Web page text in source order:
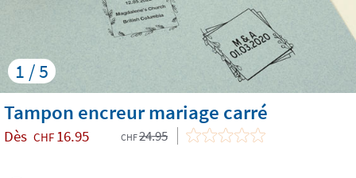
1 / 5
Tampon encreur mariage carré
Dès CHF 16.95 CHF24.95